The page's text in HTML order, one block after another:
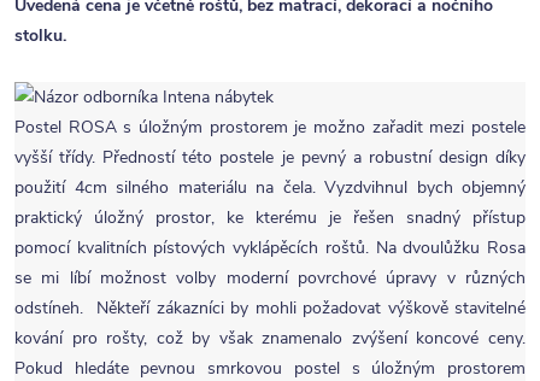
Uvedená cena je včetně roštů, bez matrací, dekorací a nočního
stolku.
Postel ROSA s úložným prostorem je možno zařadit mezi postele
vyšší třídy. Předností této postele je pevný a robustní design díky
použití 4cm silného materiálu na čela. Vyzdvihnul bych objemný
praktický úložný prostor, ke kterému je řešen snadný přístup
pomocí kvalitních pístových vyklápěcích roštů. Na dvoulůžku Rosa
se mi líbí možnost volby moderní povrchové úpravy v různých
odstíneh. Někteří zákazníci by mohli požadovat výškově stavitelné
kování pro rošty, což by však znamenalo zvýšení koncové ceny.
Pokud hledáte pevnou smrkovou postel s úložným prostorem